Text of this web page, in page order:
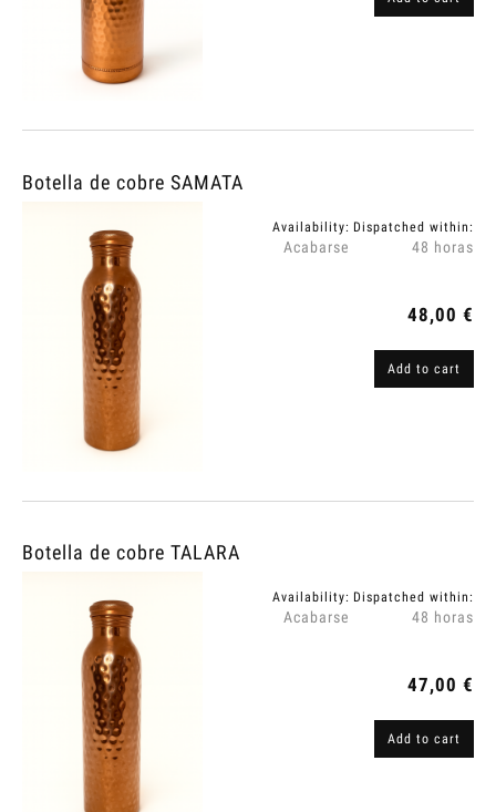
Botella de cobre SAMATA
Availability:
Acabarse
Dispatched within:
48 horas
48,00 €
Add to cart
Botella de cobre TALARA
Availability:
Acabarse
Dispatched within:
48 horas
47,00 €
Add to cart